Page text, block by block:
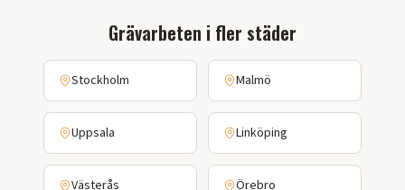
Grävarbeten i fler städer
Stockholm Malmö
Uppsala Linköping
Västerås Örebro